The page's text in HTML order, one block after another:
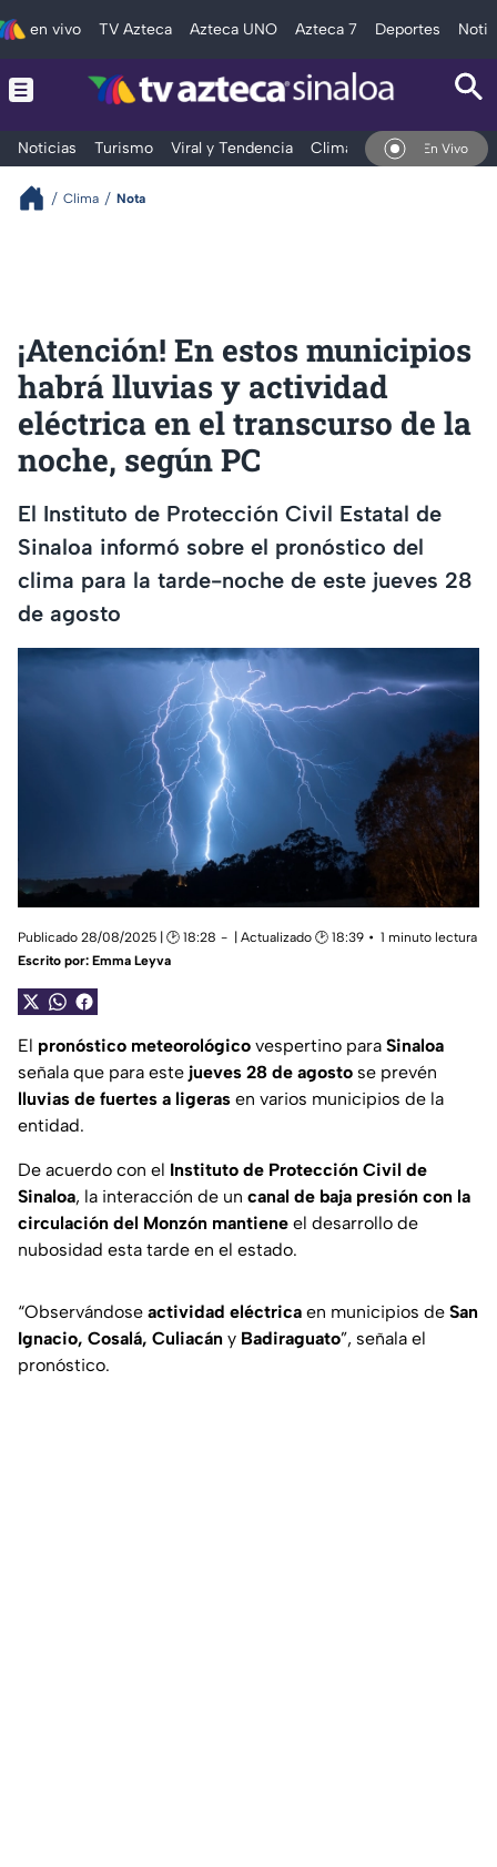
en vivo TV Azteca Azteca UNO Azteca 7 Deportes
Noticias Turismo Viral y Tendencia Clima DeportesEn Vivo
Clima Nota
¡Atención! En estos municipios
habrá lluvias y actividad
eléctrica en el transcurso de la
noche, según PC
El Instituto de Protección Civil Estatal de
Sinaloa informó sobre el pronóstico del
clima para la tarde-noche de este jueves 28
de agosto
Publicado 28/08/2025 | 🕑 18:28 | Actualizado 🕑 18:39
1 minuto lectura
Escrito por: Emma Leyva
El pronóstico meteorológico vespertino para Sinaloa
señala que para este jueves 28 de agosto se prevén
lluvias de fuertes a ligeras en varios municipios de la
entidad.
De acuerdo con el Instituto de Protección Civil de
Sinaloa, la interacción de un canal de baja presión con la
circulación del Monzón mantiene el desarrollo de
nubosidad esta tarde en el estado.
“Observándose actividad eléctrica en municipios de San
Ignacio, Cosalá, Culiacán y Badiraguato”, señala el
pronóstico.